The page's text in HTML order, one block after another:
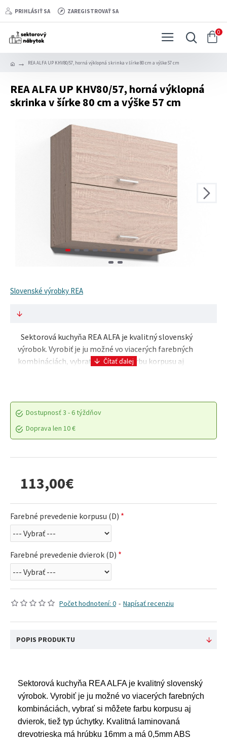
PRIHLÁSIŤ SA ZAREGISTROVAŤ SA
0
REA ALFA UP KHV80/57, horná výklopná skrinka v šírke 80 cm a výške 57 cm
REA ALFA UP KHV80/57, horná výklopná
skrinka v šírke 80 cm a výške 57 cm
Slovenské výrobky REA
Sektorová kuchyňa REA ALFA je kvalitný slovenský
výrobok. Vyrobiť je ju možné vo viacerých farebných
kombináciách, vybrať si môžete farbu korpusu aj
Dostupnosť3 - 6 týždňov
Doprava len 10 €
Počet hodnotení: 0 - Napísať recenziu
113,00€
Farebné prevedenie korpusu (D)
Farebné prevedenie dvierok (D)
POPIS PRODUKTU
Sektorová kuchyňa REA ALFA je kvalitný slovenský
výrobok. Vyrobiť je ju možné vo viacerých farebných
kombináciách, vybrať si môžete farbu korpusu aj
dvierok, tiež typ úchytky. Kvalitná laminovaná
drevotrieska má hrúbku 16mm a má 0,5mm ABS